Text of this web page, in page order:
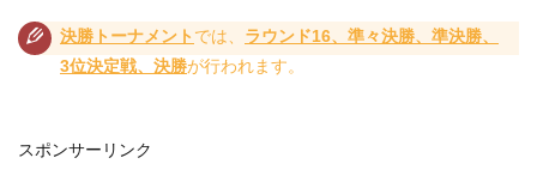
決勝トーナメント では、 ラウンド16、準々決勝、準決勝、
3位決定戦、決勝が行われます。
スポンサーリンク